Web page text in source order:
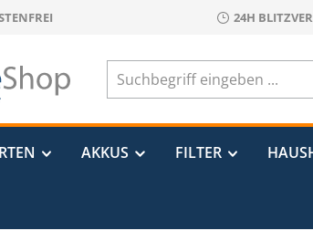
springen 24H
AKKUS FILTER